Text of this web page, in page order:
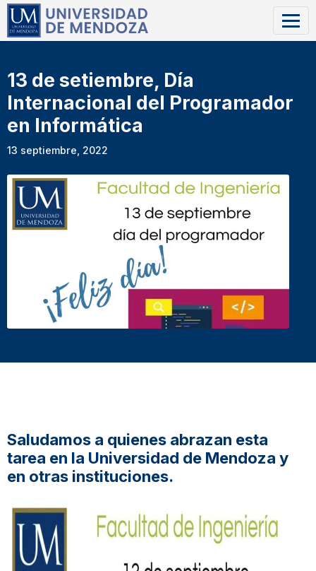
13 de setiembre, Día
Internacional del Programador
en Informática
13 septiembre, 2022
Saludamos a quienes abrazan esta
tarea en la Universidad de Mendoza y
en otras instituciones.